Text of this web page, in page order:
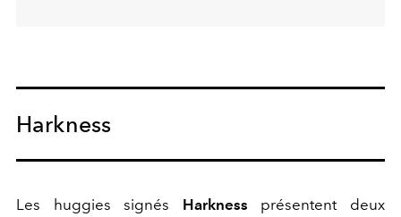
Harkness
Les huggies signés Harkness présentent deux